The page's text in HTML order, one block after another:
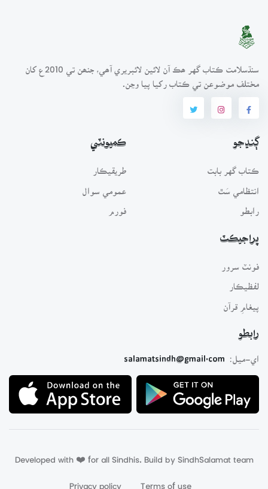
سنڌسلامت ڪتاب گهر ھڪ آن لائين لائبريري آھي، جنھن تي 2010ع کان
مختلف موضوعن تي ڪتاب رکيا پيا وڃن.
ڳنڍجو
ڪتاب گهر بابت
انتظامي سَٿ
رابطو
ڪميونٽي
طريقيڪار
عمومي سوال
فورم
پراجيڪٽ
لفظيڪار
پيغامِ قرآن
رابطو
اي-ميل:
salamatsindh@gmail.com
Developed with ❤️ for all Sindhis. Build by SindhSalamat
Terms of use
Privacy policy